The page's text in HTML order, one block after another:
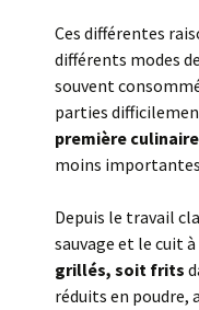
Ces différentes
différents modes
souvent
parties
première culinaire
moins
Depuis le travail
sauvage et le cuit
grillés, soit frits
réduits en poudre,